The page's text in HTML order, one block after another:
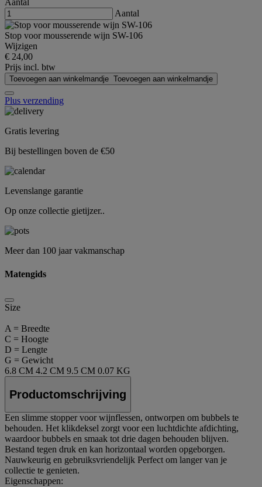
Aantal
Aantal
Stop voor mousserende wijn SW-106
Wijzigen
€ 24,00
Prijs incl. btw
Toevoegen aan winkelmandje Toevoegen aan winkelmandje
Plus verzending
Gratis levering
Bij bestellingen boven de €50
Levenslange garantie
Op onze collectie gietijzer..
Meer dan 100 jaar vakmanschap
Matengids
Size
A = Breedte
C = Hoogte
D = Lengte
G = Gewicht
6.8 CM 4.2 CM 9.5 CM 0.07 KG
Productomschrijving
Een slimme stopper voor wijnflessen, ontworpen om bubbels te
behouden. Het klikdeksel zorgt voor een luchtdichte afdichting,
waardoor bubbels en smaak tot drie dagen behouden blijven.
Bestand tegen druk en kan horizontaal worden opgeborgen.
Nauwkeurig en gebruiksvriendelijk Perfect om langer van je
collectie te genieten.
Eigenschappen: